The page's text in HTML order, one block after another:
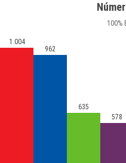
100%
1.004
962
635
578